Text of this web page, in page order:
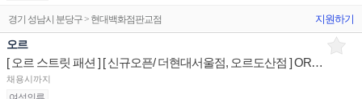
경기 성남시 분당구 > 현대백화점판교점 지원하기
오르
[ 오르 스트릿 패션 ] [ 신규오픈/ 더현대서울점, 오르도산점 ] ORR(오르) 스페셜리스트 매장판매사원
채용시까지